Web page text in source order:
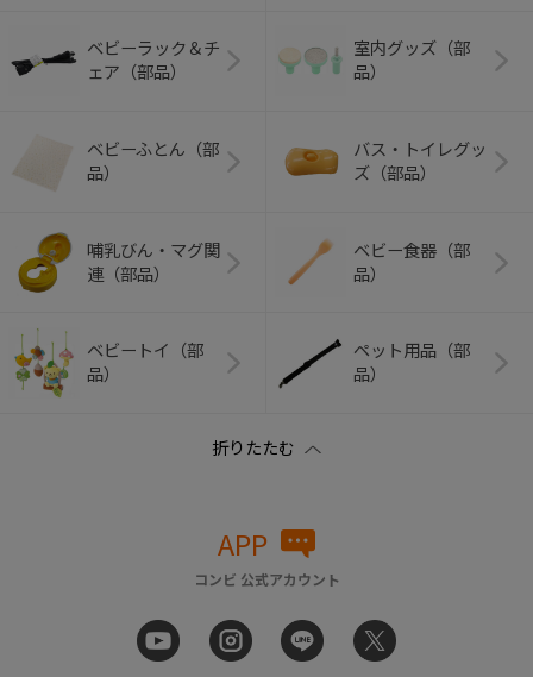
ベビーラック＆チ
ェア（部品）
室内グッズ（部
品）
ベビーふとん（部
品）
バス・トイレグッ
ズ（部品）
哺乳びん・マグ関
連（部品）
ベビー食器（部
品）
ベビートイ（部
品）
ペット用品（部
品）
APP
コンビ 公式アカウント